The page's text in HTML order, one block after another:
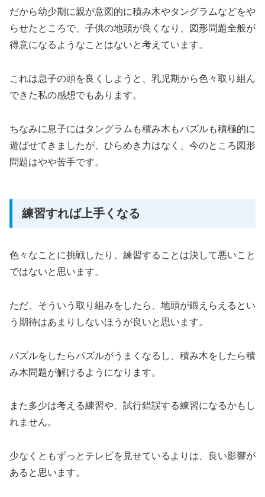
だから幼少期に親が意図的に積み木やタングラムなどをや
らせたところで、子供の地頭が良くなり、図形問題全般が
得意になるようなことはないと考えています。
これは息子の頭を良くしようと、乳児期から色々取り組ん
できた私の感想でもあります。
ちなみに息子にはタングラムも積み木もパズルも積極的に
遊ばせてきましたが、ひらめき力はなく、今のところ図形
問題はやや苦手です。
練習すれば上手くなる
色々なことに挑戦したり、練習することは決して悪いこと
ではないと思います。
ただ、そういう取り組みをしたら、地頭が鍛えらえるとい
う期待はあまりしないほうが良いと思います。
パズルをしたらパズルがうまくなるし、積み木をしたら積
み木問題が解けるようになります。
また多少は考える練習や、試行錯誤する練習になるかもし
れません。
少なくともずっとテレビを見せているよりは、良い影響が
あると思います。